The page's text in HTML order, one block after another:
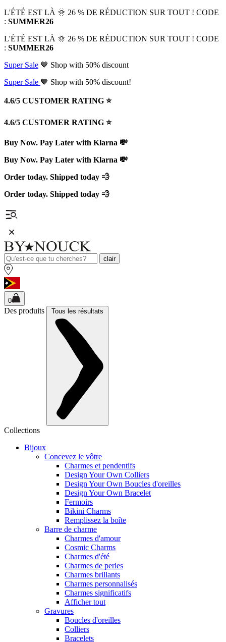
L'ÉTÉ EST LÀ 🌞 26 % DE RÉDUCTION SUR TOUT ! CODE
: SUMMER26
L'ÉTÉ EST LÀ 🌞 26 % DE RÉDUCTION SUR TOUT ! CODE
: SUMMER26
Super Sale 🤎 Shop with 50% discount
Super Sale 🤎 Shop with 50% discount!
4.6/5 CUSTOMER RATING ⭐️
4.6/5 CUSTOMER RATING ⭐️
Buy Now. Pay Later with Klarna 💸
Buy Now. Pay Later with Klarna 💸
Order today. Shipped today 💨
Order today. Shipped today 💨
clair
0
Des produits Tous les résultats
Collections
Bijoux
Concevez le vôtre
Charmes et pendentifs
Design Your Own Colliers
Design Your Own Boucles d'oreilles
Design Your Own Bracelet
Fermoirs
Bikini Charms
Remplissez la boîte
Barre de charme
Charmes d'amour
Cosmic Charms
Charmes d'été
Charmes de perles
Charmes brillants
Charmes personnalisés
Charmes significatifs
Afficher tout
Gravures
Boucles d'oreilles
Colliers
Bracelets